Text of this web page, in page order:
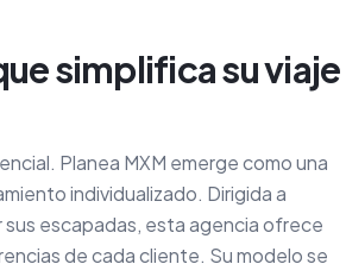
simplifica su viaje
Planea MXM emerge como una
individualizado. Dirigida a
escapadas, esta agencia ofrece
de cada cliente. Su modelo se